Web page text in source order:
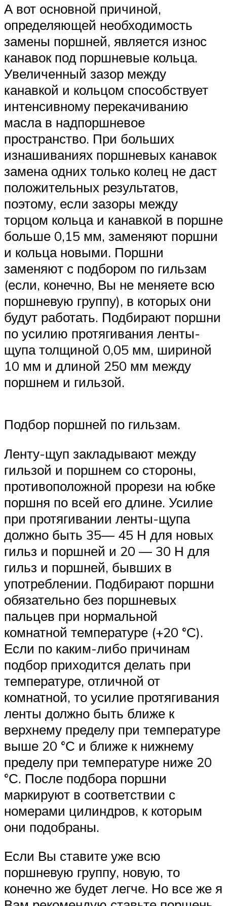
А вот основной причиной,
определяющей необходимость
замены поршней, является износ
канавок под поршневые кольца.
Увеличенный зазор между
канавкой и кольцом способствует
интенсивному перекачиванию
масла в надпоршневое
пространство. При больших
изнашиваниях поршневых канавок
замена одних только колец не даст
положительных результатов,
поэтому, если зазоры между
торцом кольца и канавкой в поршне
больше 0,15 мм, заменяют поршни
и кольца новыми. Поршни
заменяют с подбором по гильзам
(если, конечно, Вы не меняете всю
поршневую группу), в которых они
будут работать. Подбирают поршни
по усилию протягивания ленты-
щупа толщиной 0,05 мм, шириной
10 мм и длиной 250 мм между
поршнем и гильзой.
Подбор поршней по гильзам.
Ленту-щуп закладывают между
гильзой и поршнем со стороны,
противоположной прорези на юбке
поршня по всей его длине. Усилие
при протягивании ленты-щупа
должно быть 35— 45 Н для новых
гильз и поршней и 20 — 30 Н для
гильз и поршней, бывших в
употреблении. Подбирают поршни
обязательно без поршневых
пальцев при нормальной
комнатной температуре (+20 °С).
Если по каким-либо причинам
подбор приходится делать при
температуре, отличной от
комнатной, то усилие протягивания
ленты должно быть ближе к
верхнему пределу при температуре
выше 20 °С и ближе к нижнему
пределу при температуре ниже 20
°С. После подбора поршни
маркируют в соответствии с
номерами цилиндров, к которым
они подобраны.
Если Вы ставите уже всю
поршневую группу, новую, то
конечно же будет легче. Но все же я